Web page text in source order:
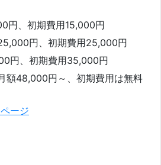
円、初期費用15,000円
円、初期費用25,000円
円、初期費用35,000円
額48,000円～、初期費用は無料
ージ